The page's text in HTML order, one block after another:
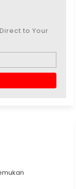
to Your